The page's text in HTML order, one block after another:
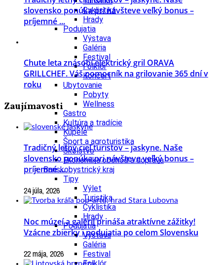
Cyklistika
Hrady
Podujatia
Výstava
Galéria
Festival
Folklór
Koncert
Ubytovanie
Pobyty
Wellness
Gastro
Kultúra a tradície
Kúpele
Šport a agroturistika
Školstvo
Ekonomika obchod a doprava
Banskobystrický kraj
Tipy
Výlet
Turistika
Cyklistika
Hrady
Podujatia
Výstava
Galéria
Festival
slovensko ponúka pri návšteve veľký bonus –
príjemné ...
Chute leta znásobí elektrický gril ORAVA
GRILLCHEF. Váš pomocník na grilovanie 365 dní v
roku
Zaujímavosti
Tradičný letný cieľ turistov – jaskyne. Naše
slovensko ponúka pri návšteve veľký bonus –
príjemné ...
24 júla, 2026
Noc múzeí a galérií prináša atraktívne zážitky!
Vzácne zbierky i podujatia po celom Slovensku
22 mája, 2026